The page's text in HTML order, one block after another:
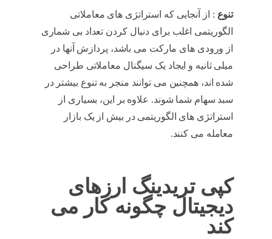
تنوع : از آنجایی که استراتژی های معاملاتی
الگوریتمی اغلب برای دنبال کردن تعداد بی شماری
از ورودی های مارکت می باشد، پردازش آنها در
میلی ثانیه و ایجاد یک سیگنال معاملاتی طراحی
شده اند، همچنین می توانند منجر به تنوع بیشتر در
سبد سهام شما شوند. علاوه بر این، بسیاری از
استراتژی های الگوریتمی در بیش از یک بازار
معامله می کنند.
کپی تریدینگ ارزهای
دیجیتال چگونه کار می
کند